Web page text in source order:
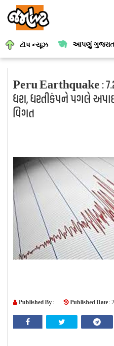
ટૉપ ન્યૂઝ આપણું ગુજરાત
Peru Earthquake :
ધરા, ધરતીકંપને પગલે
વિગત
Published By : Published Date :